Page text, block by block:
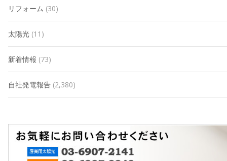
リフォーム (30)
太陽光 (11)
新着情報 (73)
自社発電報告 (2,380)